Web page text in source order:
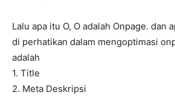
Lalu apa itu O, O adalah Onpage. dan
di perhatikan dalam mengoptimasi
adalah
1. Title
2. Meta Deskripsi